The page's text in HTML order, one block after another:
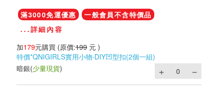
滿3000免運優惠
一般會員不含特價品
...詳細內容
加179元購買 (原價:199 元 )
特價*QNIGIRLS實用小物‧DIY凹型扣(2個一組)
暗銀(少量現貨)